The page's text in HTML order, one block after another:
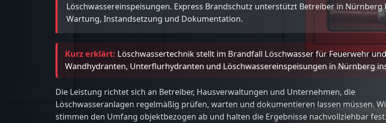
Löschwassereinspeisungen. Express Brandschutz unterstützt Betreiber in Nürnberg
Wartung, Instandsetzung und Dokumentation.
Kurz erklärt: Löschwassertechnik stellt im Brandfall Löschwasser für Feuerwehr
Wandhydranten, Unterflurhydranten und Löschwassereinspeisungen in Nürnberg
Die Leistung richtet sich an Betreiber, Hausverwaltungen und Unternehmen, die
Löschwasseranlagen regelmäßig prüfen, warten und dokumentieren lassen müssen.
stimmen den Umfang objektbezogen ab und halten die Ergebnisse nachvollziehbar fest.